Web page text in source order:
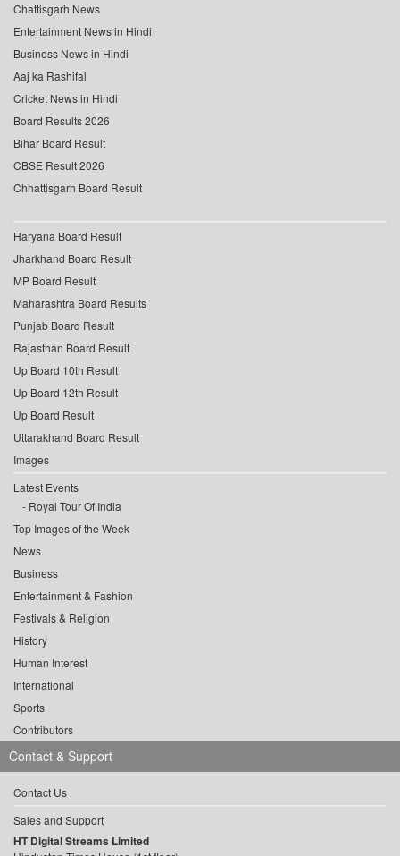
Chattisgarh News
Entertainment News in Hindi
Business News in Hindi
Aaj ka Rashifal
Cricket News in Hindi
Board Results 2026
Bihar Board Result
CBSE Result 2026
Chhattisgarh Board Result
Haryana Board Result
Jharkhand Board Result
MP Board Result
Maharashtra Board Results
Punjab Board Result
Rajasthan Board Result
Up Board 10th Result
Up Board 12th Result
Up Board Result
Uttarakhand Board Result
Images
Latest Events
Royal Tour Of India
Top Images of the Week
News
Business
Entertainment & Fashion
Festivals & Religion
History
Human Interest
International
Sports
Contributors
Contact & Support
Contact Us
Sales and Support
HT Digital Streams Limited